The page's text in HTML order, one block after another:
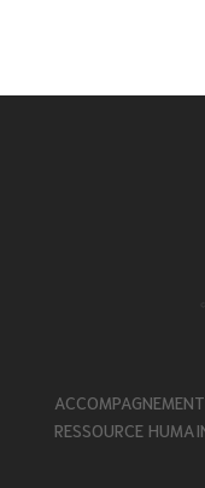
RESSOURCE